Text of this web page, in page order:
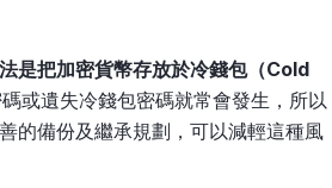
是把加密貨幣存放於冷錢包（Cold
或遺失冷錢包密碼就常會發生，所以
的備份及繼承規劃，可以減輕這種風